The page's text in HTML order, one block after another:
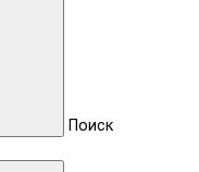
Поиск